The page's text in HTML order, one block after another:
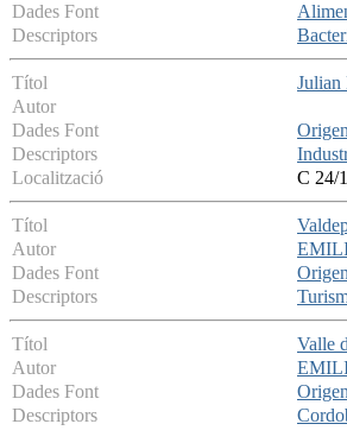
Dades Font
Descriptors
Títol
Julian
Autor
Dades Font
Descriptors
Localització
C 24/
Títol
Autor
Dades Font
Descriptors
Títol
Valle
Autor
Dades Font
Descriptors